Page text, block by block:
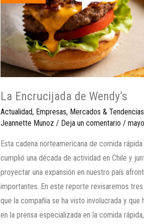
La Encrucijada de Wendy’s
Actualidad, Empresas, Mercados & Tendencias
Jeannette Munoz / Deja un comentario /
Esta cadena norteamericana de comida
cumplió una década de actividad en Chile y
proyectar una expansión en nuestro país
importantes. En este reporte revisaremos
que la compañía se ha visto involucrada y que
en la prensa especializada en la comida